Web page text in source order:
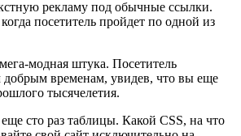
рекламу под обычные ссылки.
посетитель пройдет по одной из
модная штука. Посетитель
добрым временам, увидев, что вы еще
тысячелетия.
сто раз таблицы. Какой CSS, на что